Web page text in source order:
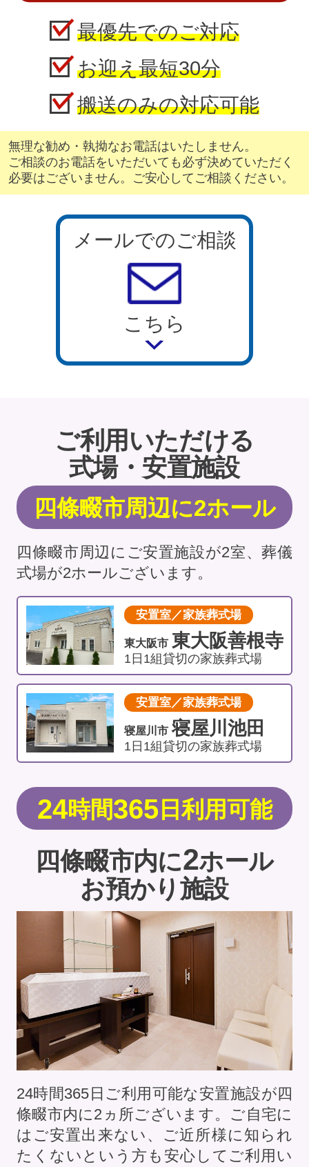
最優先でのご対応
お迎え最短30分
搬送のみの対応可能
無理な勧め・執拗なお電話はいたしません。
ご相談のお電話をいただいても必ず決めていただく
必要はございません。ご安心してご相談ください。
メールでのご相談
こちら
ご利用いただける
式場・安置施設
四條畷市周辺に2ホール
四條畷市周辺にご安置施設が2室、葬儀
式場が2ホールございます。
安置室／家族葬式場
東大阪市 東大阪善根寺
1日1組貸切の家族葬式場
安置室／家族葬式場
寝屋川市 寝屋川池田
1日1組貸切の家族葬式場
24時間365 日利用可能
四條畷市内に2ホール
お預かり施設
24時間365日ご利用可能な安置施設が四
條畷市内に 2 ヵ所ございます。ご自宅に
はご安置出来ない、ご近所様に知られ
たくないという方も安心してご利用い